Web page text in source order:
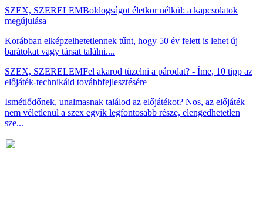
SZEX, SZERELEMBoldogságot életkor nélkül: a kapcsolatok
megújulása
Korábban elképzelhetetlennek tűnt, hogy 50 év felett is lehet új
barátokat vagy társat találni....
SZEX, SZERELEMFel akarod tüzelni a párodat? - Íme, 10 tipp az
előjáték-technikáid továbbfejlesztésére
Ismétlődőnek, unalmasnak találod az előjátékot? Nos, az előjáték
nem véletlenül a szex egyik legfontosabb része, elengedhetetlen
sze...